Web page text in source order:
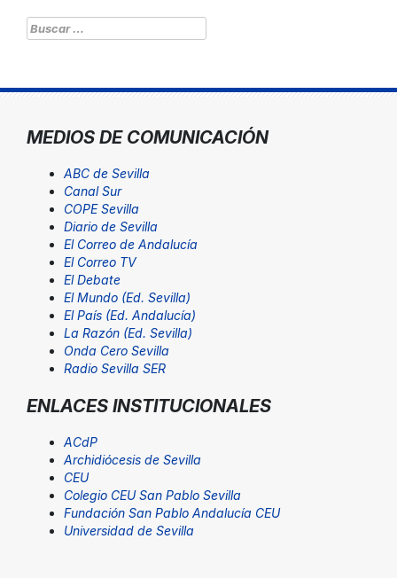
Buscar:
MEDIOS DE COMUNICACIÓN
ABC de Sevilla
Canal Sur
COPE Sevilla
Diario de Sevilla
El Correo de Andalucía
El Correo TV
El Debate
El Mundo (Ed. Sevilla)
El País (Ed. Andalucía)
La Razón (Ed. Sevilla)
Onda Cero Sevilla
Radio Sevilla SER
ENLACES INSTITUCIONALES
ACdP
Archidiócesis de Sevilla
CEU
Colegio CEU San Pablo Sevilla
Fundación San Pablo Andalucía CEU
Universidad de Sevilla